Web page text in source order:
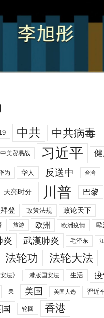
中共 中共病毒
中美贸易战 习近平 健
为 华人 反送中 台湾
天亮时分 川普 巴黎
拜登 政策法规
政论天下
旅游 欧洲 欧洲疫情 歐
炎 武漢肺炎 毛泽东
法轮功 法轮大法
法》 港版国安法 生活
美 美国 美国大选 習近
轮回 香港